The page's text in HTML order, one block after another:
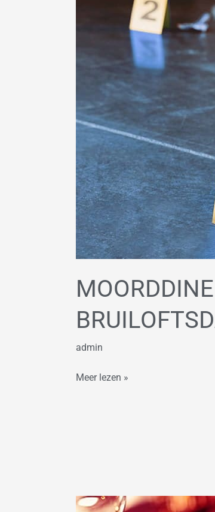
admin
Meer lezen »
Ontdek